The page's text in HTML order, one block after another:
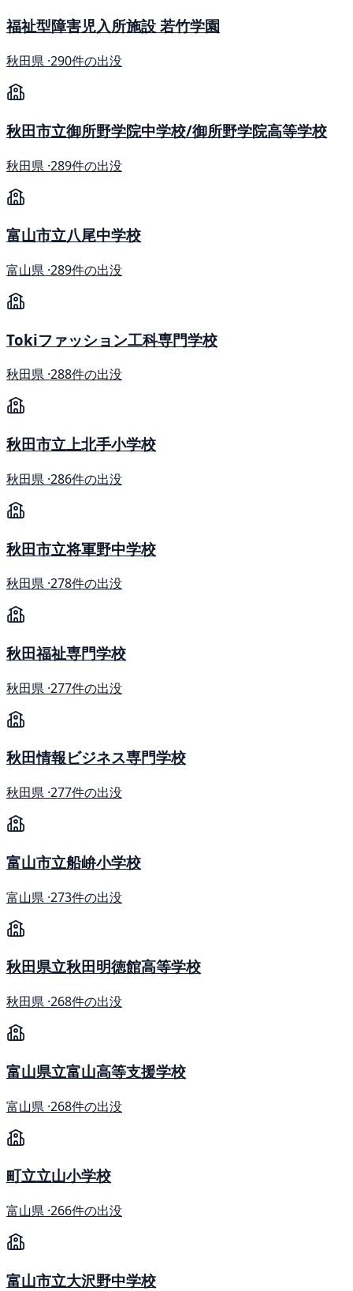
福祉型障害児入所施設 若竹学園
秋田県 ·290件の出没
秋田市立御所野学院中学校/御所野学院高等学校
秋田県 ·289件の出没
富山市立八尾中学校
富山県 ·289件の出没
Tokiファッション工科専門学校
秋田県 ·288件の出没
秋田市立上北手小学校
秋田県 ·286件の出没
秋田市立将軍野中学校
秋田県 ·278件の出没
秋田福祉専門学校
秋田県 ·277件の出没
秋田情報ビジネス専門学校
秋田県 ·277件の出没
富山市立船峅小学校
富山県 ·273件の出没
秋田県立秋田明徳館高等学校
秋田県 ·268件の出没
富山県立富山高等支援学校
富山県 ·268件の出没
町立立山小学校
富山県 ·266件の出没
富山市立大沢野中学校